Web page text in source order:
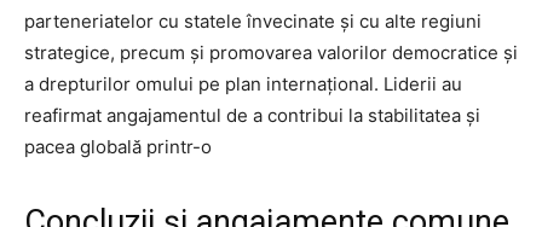
parteneriatelor cu statele învecinate și cu alte regiuni
strategice, precum și promovarea valorilor democratice și
a drepturilor omului pe plan internațional. Liderii au
reafirmat angajamentul de a contribui la stabilitatea și
pacea globală printr-o